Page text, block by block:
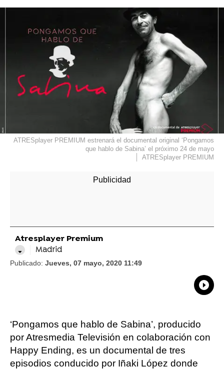
ATRESplayer PREMIUM estrenará el documental original ‘Pongamos
que hablo de Sabina’ el próximo 24 de mayo
ATRESplayer PREMIUM
Atresplayer Premium
Madrid
Publicado: Jueves, 07 mayo, 2020 11:49
‘Pongamos que hablo de Sabina’, producido
por Atresmedia Televisión en colaboración con
Happy Ending, es un documental de tres
episodios conducido por Iñaki López donde